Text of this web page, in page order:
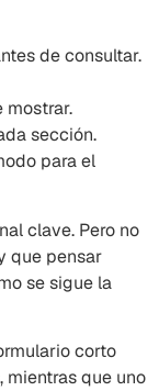
de consultar.
mostrar.
sección.
para el
clave. Pero no
que pensar
se sigue la
corto
que uno